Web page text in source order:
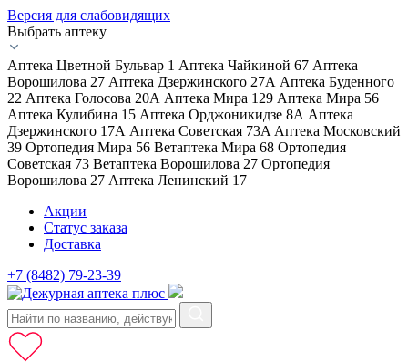
Версия для слабовидящих
Выбрать аптеку
Аптека Цветной Бульвар 1 Аптека Чайкиной 67 Аптека
Ворошилова 27 Аптека Дзержинского 27А Аптека Буденного
22 Аптека Голосова 20А Аптека Мира 129 Аптека Мира 56
Аптека Кулибина 15 Аптека Орджоникидзе 8А Аптека
Дзержинского 17А Аптека Советская 73A Аптека Московский
39 Ортопедия Мира 56 Ветаптека Мира 68 Ортопедия
Советская 73 Ветаптека Ворошилова 27 Ортопедия
Ворошилова 27 Аптека Ленинский 17
Акции
Статус заказа
Доставка
+7 (8482) 79-23-39